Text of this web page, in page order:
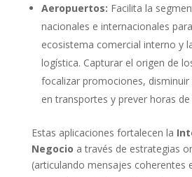
Aeropuertos: Facilita la
nacionales e internacionales
ecosistema comercial interno y
logística. Capturar el origen de
focalizar promociones,
en transportes y prever horas
Estas aplicaciones fortalecen la
Negocio a través de estrategias
(articulando mensajes coherentes